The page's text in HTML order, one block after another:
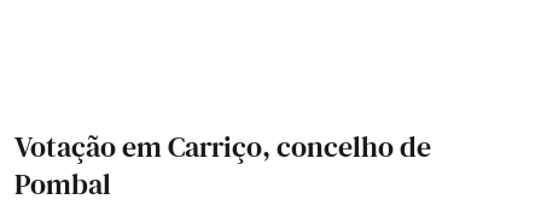
Votação em Carriço, concelho de
Pombal